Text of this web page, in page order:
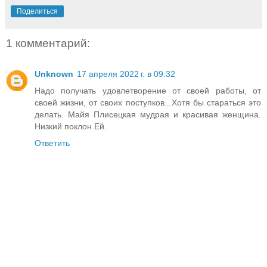
Поделиться
1 комментарий:
Unknown 17 апреля 2022 г. в 09:32
Надо получать удовлетворение от своей работы, от
своей жизни, от своих поступков...Хотя бы стараться это
делать. Майя Плисецкая мудрая и красивая женщина.
Низкий поклон Ей.
Ответить